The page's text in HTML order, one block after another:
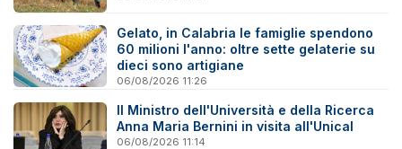
Gelato, in Calabria le famiglie spendono
60 milioni l'anno: oltre sette gelaterie su
dieci sono artigiane
06/08/2026 11:26
Il Ministro dell'Università e della Ricerca
Anna Maria Bernini in visita all'Unical
06/08/2026 11:14